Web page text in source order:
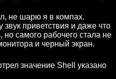
не шарю я в компах.
приветствия и даже что
но самого рабочего стала не
и черный экран.
значение Shell указано